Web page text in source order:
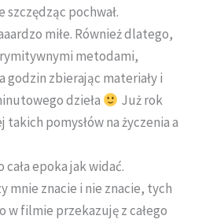
pochwał.
miłe. Również dlatego,
metodami,
godzin zbierając materiały i
dzieła
Już rok
takich pomysłów na życzenia a
epoka jak widać.
mnie znacie i nie znacie, tych
w filmie przekazuję z całego